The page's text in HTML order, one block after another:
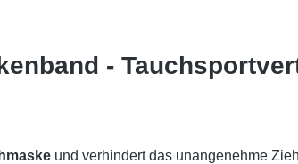
-
und verhindert das unangenehme